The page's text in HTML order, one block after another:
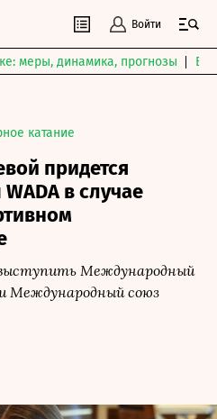
Войти
меры, динамика, прогнозы
катание
придется
в случае
Международный
Международный союз